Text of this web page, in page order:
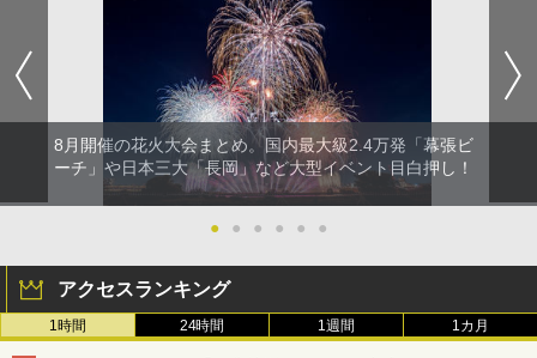
8月開催の花火大会まとめ。国内最大級2.4万発「幕張ビ
ーチ」や日本三大「長岡」など大型イベント目白押し！
● ● ● ● ● ●
アクセスランキング
1時間 24時間 1週間 1カ月